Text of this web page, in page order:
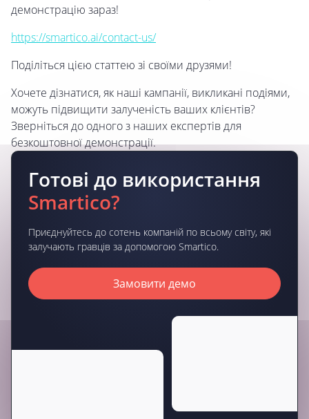
демонстрацію зараз!
https://smartico.ai/contact-us/
Поділіться цією статтею зі своїми друзями!
Хочете дізнатися, як наші кампанії, викликані подіями,
можуть підвищити залученість ваших клієнтів?
Зверніться до одного з наших експертів для
безкоштовної демонстрації.
Готові до використання
Smartico?
Приєднуйтесь до сотень компаній по всьому світу, які
залучають гравців за допомогою Smartico.
Замовити демо